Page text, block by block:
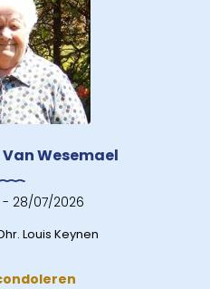
Wesemael
- 28/07/2026
Louis Keynen